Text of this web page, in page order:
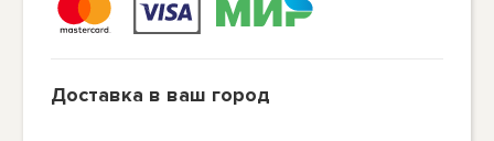
Доставка в ваш город